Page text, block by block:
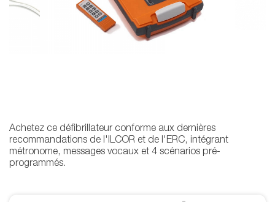
Achetez ce défibrillateur conforme aux dernières
recommandations de l'ILCOR et de l'ERC, intégrant
métronome, messages vocaux et 4 scénarios pré-
programmés.